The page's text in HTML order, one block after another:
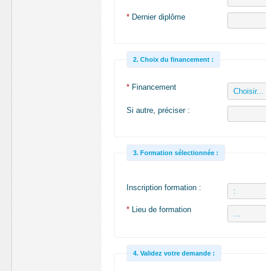
* Dernier diplôme
2. Choix du financement :
* Financement
Si autre, préciser :
3. Formation sélectionnée :
Inscription formation :
* Lieu de formation
4. Validez votre demande :